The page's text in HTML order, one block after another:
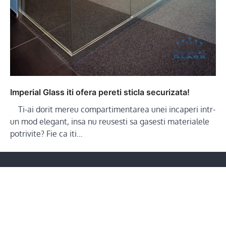
Imperial Glass iti ofera pereti sticla securizata!
Ti-ai dorit mereu compartimentarea unei incaperi intr-
un mod elegant, insa nu reusesti sa gasesti materialele
potrivite? Fie ca iti…